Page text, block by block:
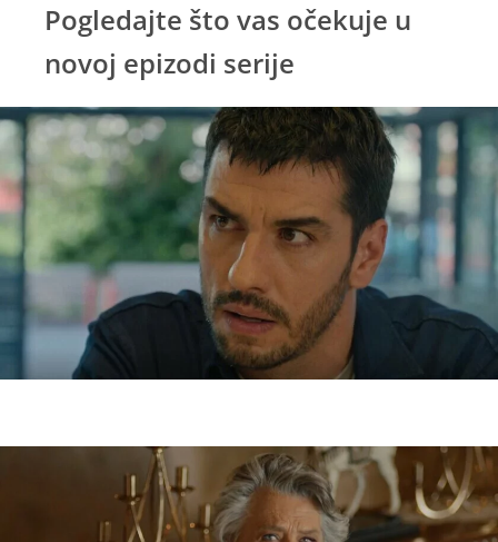
Pogledajte što vas očekuje u
novoj epizodi serije